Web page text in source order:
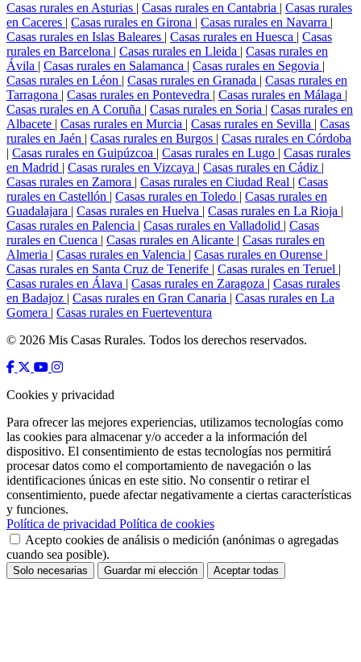
Casas rurales en Asturias | Casas rurales en Cantabria | Casas rurales
en Caceres | Casas rurales en Girona | Casas rurales en Navarra |
Casas rurales en Islas Baleares | Casas rurales en Huesca | Casas
rurales en Barcelona | Casas rurales en Lleida | Casas rurales en
Ávila | Casas rurales en Salamanca | Casas rurales en Segovia |
Casas rurales en Léon | Casas rurales en Granada | Casas rurales en
Tarragona | Casas rurales en Pontevedra | Casas rurales en Málaga |
Casas rurales en A Coruña | Casas rurales en Soria | Casas rurales en
Albacete | Casas rurales en Murcia | Casas rurales en Sevilla | Casas
rurales en Jaén | Casas rurales en Burgos | Casas rurales en Córdoba
| Casas rurales en Guipúzcoa | Casas rurales en Lugo | Casas rurales
en Madrid | Casas rurales en Vizcaya | Casas rurales en Cádiz |
Casas rurales en Zamora | Casas rurales en Ciudad Real | Casas
rurales en Castellón | Casas rurales en Toledo | Casas rurales en
Guadalajara | Casas rurales en Huelva | Casas rurales en La Rioja |
Casas rurales en Palencia | Casas rurales en Valladolid | Casas
rurales en Cuenca | Casas rurales en Alicante | Casas rurales en
Almeria | Casas rurales en Valencia | Casas rurales en Ourense |
Casas rurales en Santa Cruz de Tenerife | Casas rurales en Teruel |
Casas rurales en Álava | Casas rurales en Zaragoza | Casas rurales
en Badajoz | Casas rurales en Gran Canaria | Casas rurales en La
Gomera | Casas rurales en Fuerteventura
© 2026 Mis Casas Rurales. Todos los derechos reservados.
Cookies y privacidad
Para ofrecer las mejores experiencias, utilizamos tecnologías como
las cookies para almacenar y/o acceder a la información del
dispositivo. El consentimiento de estas tecnologías nos permitirá
procesar datos como el comportamiento de navegación o las
identificaciones únicas en este sitio. No consentir o retirar el
consentimiento, puede afectar negativamente a ciertas características
y funciones.
Política de privacidad Política de cookies
Acepto cookies de análisis o medición (anónimas o agregadas
cuando sea posible).
Solo necesarias Guardar mi elección Aceptar todas